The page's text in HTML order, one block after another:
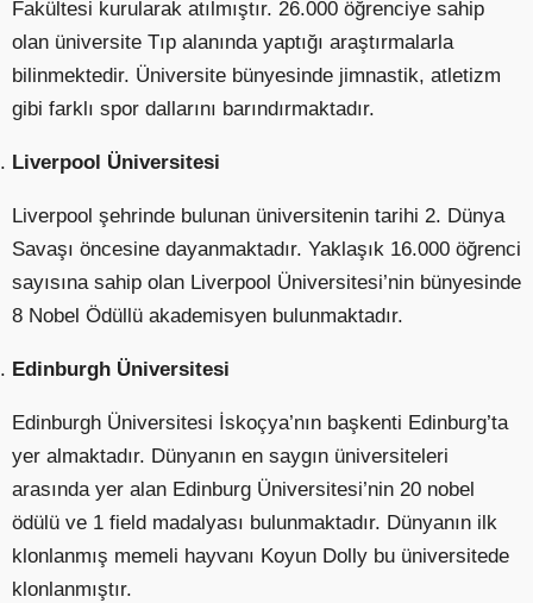
Fakültesi kurularak atılmıştır. 26.000 öğrenciye sahip
olan üniversite Tıp alanında yaptığı araştırmalarla
bilinmektedir. Üniversite bünyesinde jimnastik, atletizm
gibi farklı spor dallarını barındırmaktadır.
Liverpool Üniversitesi
Liverpool şehrinde bulunan üniversitenin tarihi 2. Dünya
Savaşı öncesine dayanmaktadır. Yaklaşık 16.000 öğrenci
sayısına sahip olan Liverpool Üniversitesi’nin bünyesinde
8 Nobel Ödüllü akademisyen bulunmaktadır.
Edinburgh Üniversitesi
Edinburgh Üniversitesi İskoçya’nın başkenti Edinburg’ta
yer almaktadır. Dünyanın en saygın üniversiteleri
arasında yer alan Edinburg Üniversitesi’nin 20 nobel
ödülü ve 1 field madalyası bulunmaktadır. Dünyanın ilk
klonlanmış memeli hayvanı Koyun Dolly bu üniversitede
klonlanmıştır.